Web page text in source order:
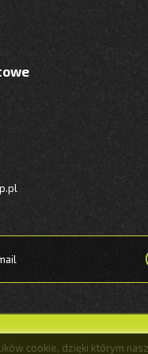
cookie, dzięki którym